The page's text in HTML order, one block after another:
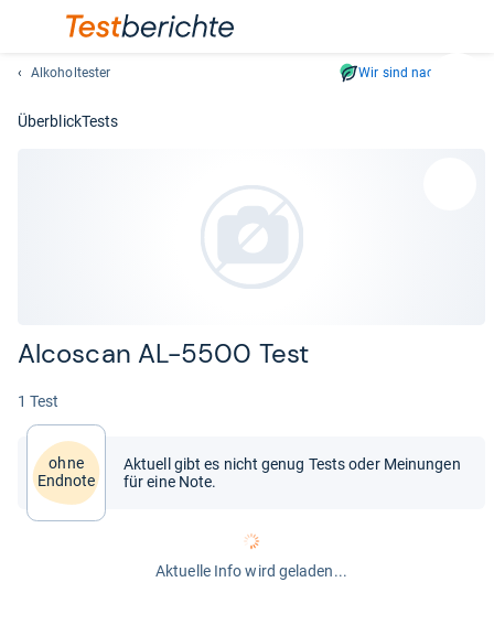
Alkoholtester Wir sind nachhaltig
ÜberblickTests
Alcos­can AL-​5500 Test
1 Test
ohne
Endnote
Aktuell gibt es nicht genug Tests oder Meinungen
für eine Note.
Aktuelle Info wird geladen...